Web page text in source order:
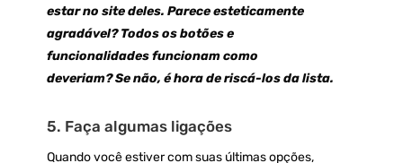
estar no site deles. Parece esteticamente
agradável? Todos os botões e
funcionalidades funcionam como
deveriam? Se não, é hora de riscá-los da lista.
5. Faça algumas ligações
Quando você estiver com suas últimas opções,